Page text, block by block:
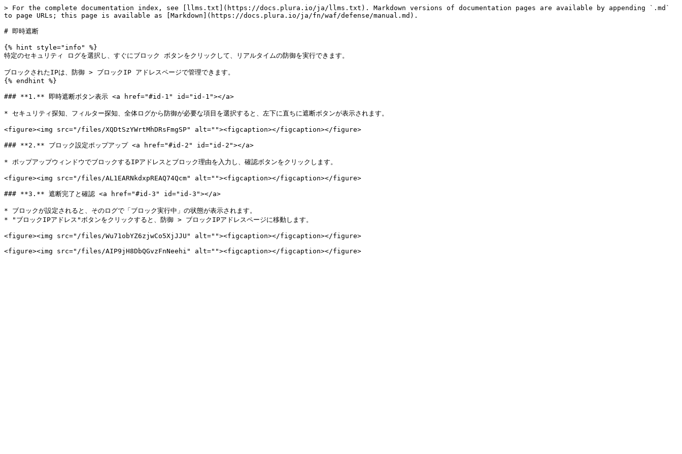
> For the complete documentation index, see [llms.txt](https://docs.plura.io/ja/llms.txt). Markdown versions of documentation pages are available by appending `.md`
to page URLs; this page is available as [Markdown](https://docs.plura.io/ja/fn/waf/defense/manual.md).
# 即時遮断
{% hint style="info" %}
特定のセキュリティ ログを選択し、すぐにブロック ボタンをクリックして、リアルタイムの防御を実行できます。
ブロックされたIPは、防御 > ブロックIP アドレスページで管理できます。
{% endhint %}
### **1.** 即時遮断ボタン表示 <a href="#id-1" id="id-1"></a>
* セキュリティ探知、フィルター探知、全体ログから防御が必要な項目を選択すると、左下に直ちに遮断ボタンが表示されます。
<figure><img src="/files/XQDtSzYWrtMhDRsFmgSP" alt=""><figcaption></figcaption></figure>
### **2.** ブロック設定ポップアップ <a href="#id-2" id="id-2"></a>
* ポップアップウィンドウでブロックするIPアドレスとブロック理由を入力し、確認ボタンをクリックします。
<figure><img src="/files/AL1EARNkdxpREAQ74Qcm" alt=""><figcaption></figcaption></figure>
### **3.** 遮断完了と確認 <a href="#id-3" id="id-3"></a>
* ブロックが設定されると、そのログで「ブロック実行中」の状態が表示されます。
* "ブロックIPアドレス"ボタンをクリックすると、防御 > ブロックIPアドレスページに移動します。
<figure><img src="/files/Wu71obYZ6zjwCo5XjJJU" alt=""><figcaption></figcaption></figure>